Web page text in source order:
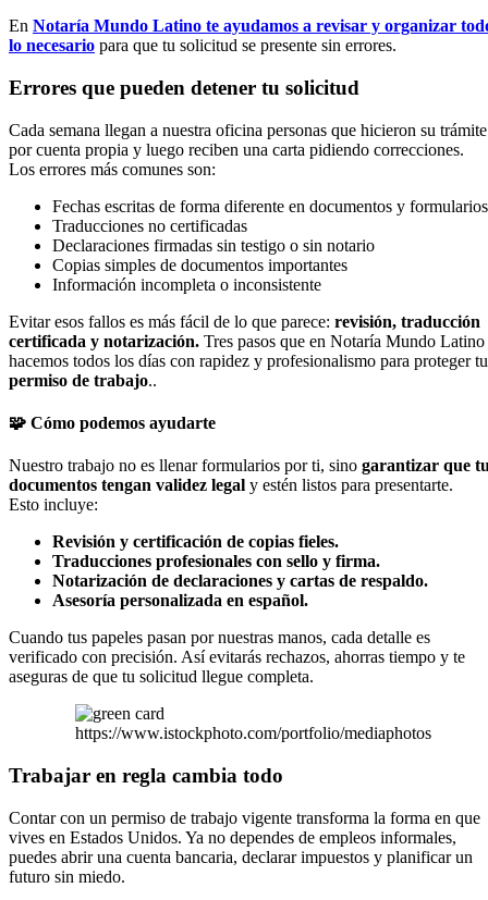
En Notaría Mundo Latino te ayudamos a revisar y organizar
lo necesario para que tu solicitud se presente sin errores.
Errores que pueden detener tu solicitud
Cada semana llegan a nuestra oficina personas que hicieron su trámite
por cuenta propia y luego reciben una carta pidiendo correcciones.
Los errores más comunes son:
Fechas escritas de forma diferente en documentos y formularios
Traducciones no certificadas
Declaraciones firmadas sin testigo o sin notario
Copias simples de documentos importantes
Información incompleta o inconsistente
Evitar esos fallos es más fácil de lo que parece: revisión, traducción
certificada y notarización. Tres pasos que en Notaría Mundo Latino
hacemos todos los días con rapidez y profesionalismo para proteger tu
permiso de trabajo..
🧩 Cómo podemos ayudarte
Nuestro trabajo no es llenar formularios por ti, sino garantizar que
documentos tengan validez legal y estén listos para presentarte.
Esto incluye:
Revisión y certificación de copias fieles.
Traducciones profesionales con sello y firma.
Notarización de declaraciones y cartas de respaldo.
Asesoría personalizada en español.
Cuando tus papeles pasan por nuestras manos, cada detalle es
verificado con precisión. Así evitarás rechazos, ahorras tiempo y te
aseguras de que tu solicitud llegue completa.
https://www.istockphoto.com/portfolio/mediaphotos
Trabajar en regla cambia todo
Contar con un permiso de trabajo vigente transforma la forma en que
vives en Estados Unidos. Ya no dependes de empleos informales,
puedes abrir una cuenta bancaria, declarar impuestos y planificar un
futuro sin miedo.